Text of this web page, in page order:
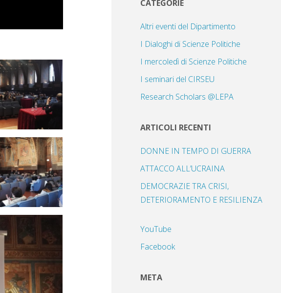
CATEGORIE
Altri eventi del Dipartimento
I Dialoghi di Scienze Politiche
I mercoledì di Scienze Politiche
I seminari del CIRSEU
Research Scholars @LEPA
ARTICOLI RECENTI
DONNE IN TEMPO DI GUERRA
ATTACCO ALL’UCRAINA
DEMOCRAZIE TRA CRISI,
DETERIORAMENTO E RESILIENZA
YouTube
Facebook
META